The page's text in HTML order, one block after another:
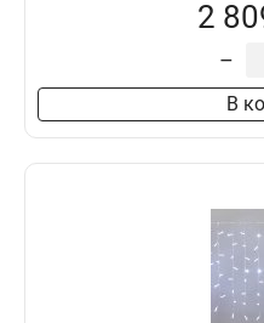
2
–
В